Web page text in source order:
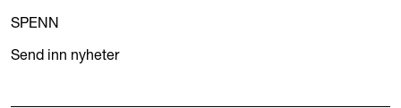
SPENN
Send inn nyheter